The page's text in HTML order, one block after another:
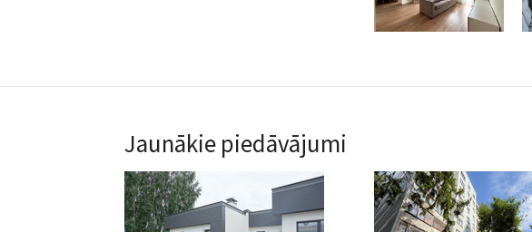
Jaunākie piedāvājumi